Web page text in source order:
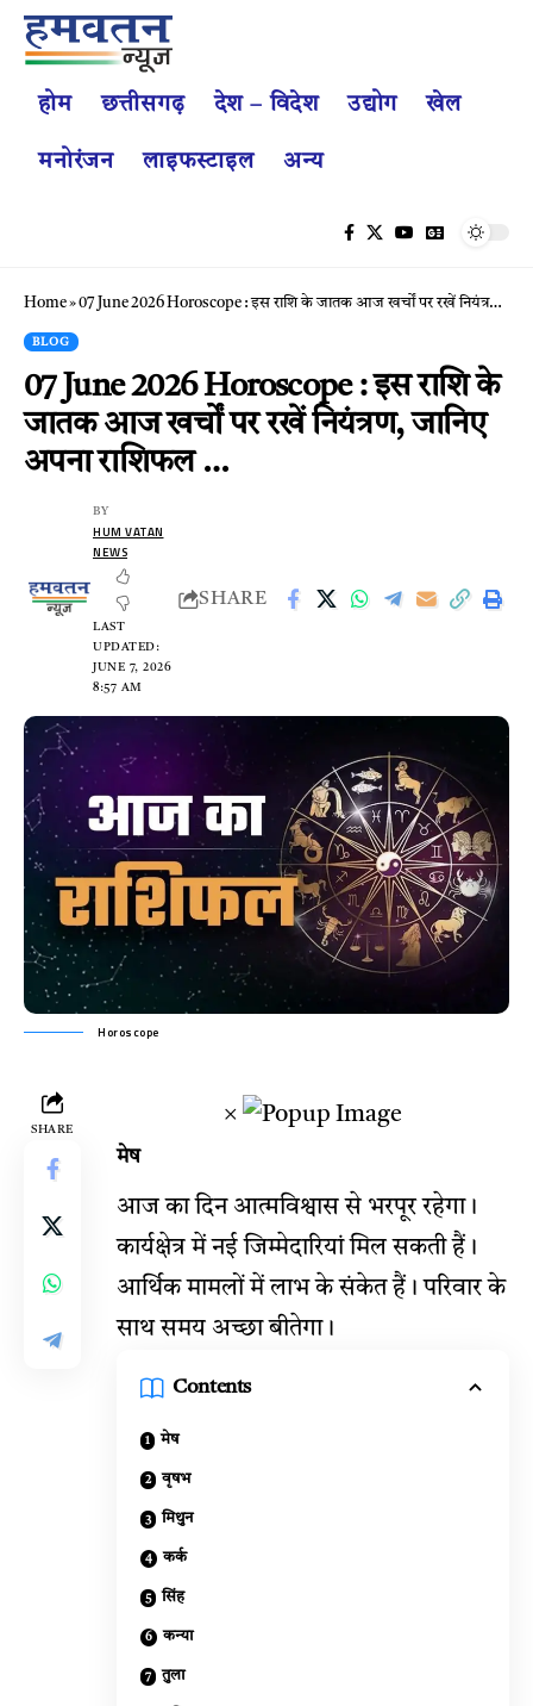
होम छत्तीसगढ़ देश – विदेश उद्योग खेल
मनोरंजन लाइफस्टाइल अन्य
Home»07 June 2026 Horoscope : इस राशि के जातक आज खर्चों पर रखें नियंत्रण, जानिए अपना राशिफल …
BLOG
07 June 2026 Horoscope : इस राशि के
जातक आज खर्चों पर रखें नियंत्रण, जानिए
अपना राशिफल …
LAST
UPDATED:
JUNE 7, 2026
8:57 AM
BY
HUM VATAN
NEWS
SHARE
Horoscope
SHARE
×
मेष
आज का दिन आत्मविश्वास से भरपूर रहेगा।
कार्यक्षेत्र में नई जिम्मेदारियां मिल सकती हैं।
आर्थिक मामलों में लाभ के संकेत हैं। परिवार के
साथ समय अच्छा बीतेगा।
Contents
मेष
वृषभ
मिथुन
कर्क
सिंह
कन्या
तुला